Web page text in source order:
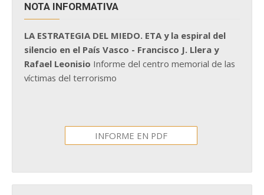
NOTA INFORMATIVA
LA ESTRATEGIA DEL MIEDO. ETA y la espiral del
silencio en el País Vasco - Francisco J. Llera y
Rafael Leonisio Informe del centro memorial de las
víctimas del terrorismo
INFORME EN PDF